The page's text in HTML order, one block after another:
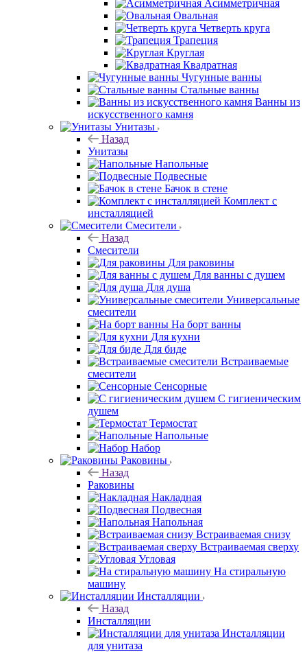
Асимметричная
Овальная
Четверть круга
Трапеция
Круглая
Квадратная
Чугунные ванны
Стальные ванны
Ванны из
искусственного камня
Унитазы
Назад
Унитазы
Напольные
Подвесные
Бачок в стене
Комплект с
инсталляцией
Смесители
Назад
Смесители
Для раковины
Для ванны с душем
Для душа
Универсальные
смесители
На борт ванны
Для кухни
Для биде
Встраиваемые
смесители
Сенсорные
С гигиеническим
душем
Термостат
Напольные
Набор
Раковины
Назад
Раковины
Накладная
Подвесная
Напольная
Встраиваемая снизу
Встраиваемая сверху
Угловая
На стиральную
машину
Инсталляции
Назад
Инсталляции
Инсталляции
для унитаза